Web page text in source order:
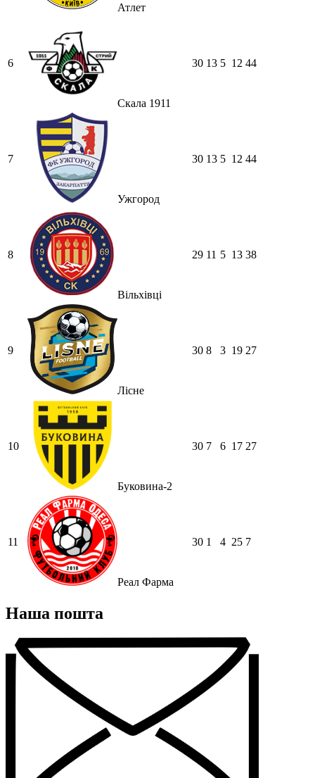
Атлет
6
Скала 1911
30 13 5 12 44
7
Ужгород
30 13 5 12 44
8
Вільхівці
29 11 5 13 38
9
Лісне
30 8 3 19 27
10
Буковина-2
30 7 6 17 27
11
Реал Фарма
30 1 4 25 7
Наша пошта